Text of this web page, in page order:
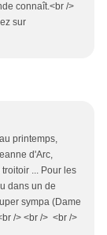
connaît.<br />
sur
printemps,
d'Arc,
... Pour les
dans un de
sympa (Dame
/> <br /> <br />